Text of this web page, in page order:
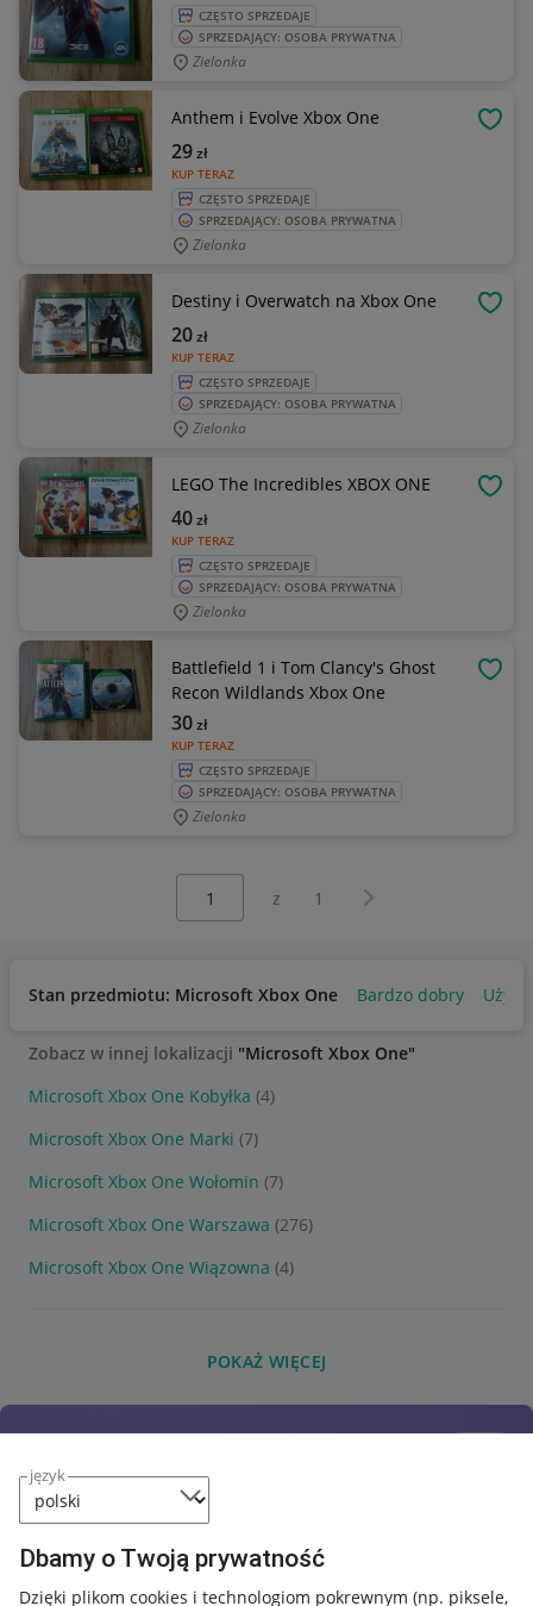
język
Dbamy o Twoją prywatność
Dzięki plikom cookies i technologiom pokrewnym (np. piksele,
CZĘSTO SPRZEDAJE
SPRZEDAJĄCY: OSOBA PRYWATNA
Zielonka
Anthem i Evolve Xbox One
KUP TERAZ
29zł
CZĘSTO SPRZEDAJE
SPRZEDAJĄCY: OSOBA PRYWATNA
Zielonka
Destiny i Overwatch na Xbox One
KUP TERAZ
20zł
CZĘSTO SPRZEDAJE
SPRZEDAJĄCY: OSOBA PRYWATNA
Zielonka
LEGO The Incredibles XBOX ONE
KUP TERAZ
40zł
CZĘSTO SPRZEDAJE
SPRZEDAJĄCY: OSOBA PRYWATNA
Zielonka
Battlefield 1 i Tom Clancy's Ghost
Recon Wildlands Xbox One
KUP TERAZ
30zł
CZĘSTO SPRZEDAJE
SPRZEDAJĄCY: OSOBA PRYWATNA
Zielonka
z 1 Następna strona
Stan przedmiotu: Microsoft Xbox One Bardzo dobry
Zobacz w innej lokalizacji "Microsoft Xbox One"
Microsoft Xbox One Kobyłka (4)
Microsoft Xbox One Marki (7)
Microsoft Xbox One Wołomin (7)
Microsoft Xbox One Warszawa (276)
Microsoft Xbox One Wiązowna (4)
POKAŻ WIĘCEJ